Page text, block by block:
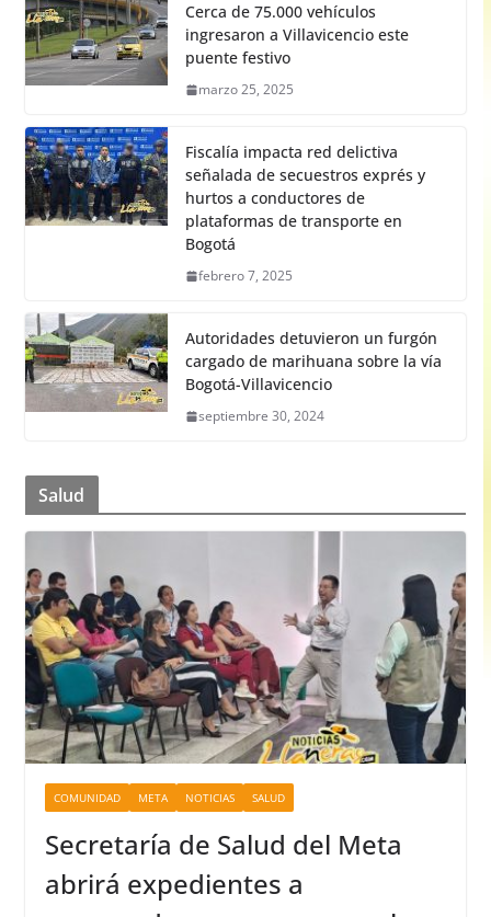
Cerca de 75.000 vehículos
ingresaron a Villavicencio este
puente festivo
marzo 25, 2025
Fiscalía impacta red delictiva
señalada de secuestros exprés y
hurtos a conductores de
plataformas de transporte en
Bogotá
febrero 7, 2025
Autoridades detuvieron un furgón
cargado de marihuana sobre la vía
Bogotá-Villavicencio
septiembre 30, 2024
Salud
COMUNIDAD META NOTICIAS SALUD
Secretaría de Salud del Meta
abrirá expedientes a